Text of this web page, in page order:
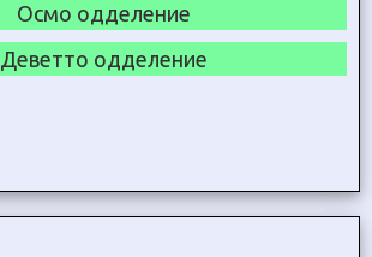
Осмо одделение
Деветто одделение